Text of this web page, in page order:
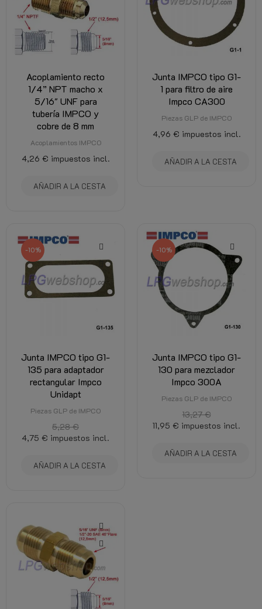
Acoplamiento recto
1/4” NPT macho x
5/16" UNF para
tubería IMPCO y
cobre de 8 mm
Acoplamientos IMPCO
4,26 € impuestos incl.
AÑADIR A LA CESTA
Junta IMPCO tipo G1-
1 para filtro de aire
Impco CA300
Piezas GLP de IMPCO
4,96 € impuestos incl.
AÑADIR A LA CESTA
-10%
Junta IMPCO tipo G1-
135 para adaptador
rectangular Impco
Unidapt
Piezas GLP de IMPCO
5,28 €
4,75 € impuestos incl.
AÑADIR A LA CESTA
-10%
Junta IMPCO tipo G1-
130 para mezclador
Impco 300A
Piezas GLP de IMPCO
13,27 €
11,95 € impuestos incl.
AÑADIR A LA CESTA